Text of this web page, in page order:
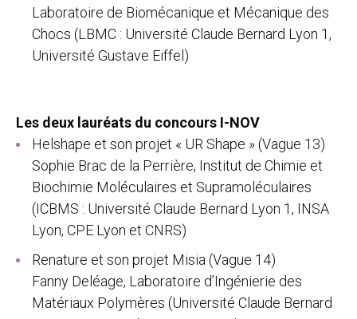
Laboratoire de Biomécanique et Mécanique des
Chocs (LBMC : Université Claude Bernard Lyon 1,
Université Gustave Eiffel)
Les deux lauréats du concours I-NOV
Helshape et son projet « UR Shape » (Vague 13)
Sophie Brac de la Perrière, Institut de Chimie et
Biochimie Moléculaires et Supramoléculaires
(ICBMS : Université Claude Bernard Lyon 1, INSA
Lyon, CPE Lyon et CNRS)
Renature et son projet Misia (Vague 14)
Fanny Deléage, Laboratoire d’Ingénierie des
Matériaux Polymères (Université Claude Bernard